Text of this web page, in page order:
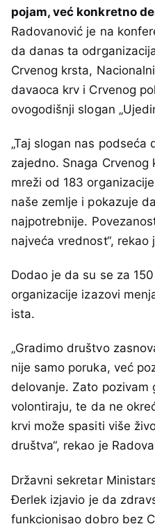
pojam, već konkretno
Radovanović je na
da danas ta
Crvenog krsta,
davaoca krv i Crvenog
ovogodišnji slogan
„Taj slogan nas
zajedno. Snaga
mreži od 183
naše zemlje i pokazuje
najpotrebnije.
najveća vrednost“, rekao
Dodao je da su se za
organizacije izazovi
ista.
„Gradimo društvo
nije samo poruka, već
delovanje. Zato pozivam
volontiraju, te da ne
krvi može spasiti više
društva“, rekao je
Državni sekretar
Đerlek izjavio je da
funkcionisao dobro bez